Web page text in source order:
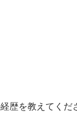
歴を教えてくだ